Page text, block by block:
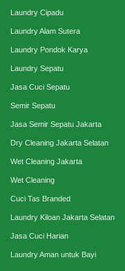
Laundry Cipadu
Laundry Alam Sutera
Laundry Pondok Karya
Laundry Sepatu
Jasa Cuci Sepatu
Semir Sepatu
Jasa Semir Sepatu Jakarta
Dry Cleaning Jakarta Selatan
Wet Cleaning Jakarta
Wet Cleaning
Cuci Tas Branded
Laundry Kiloan Jakarta Selatan
Jasa Cuci Harian
Laundry Aman untuk Bayi